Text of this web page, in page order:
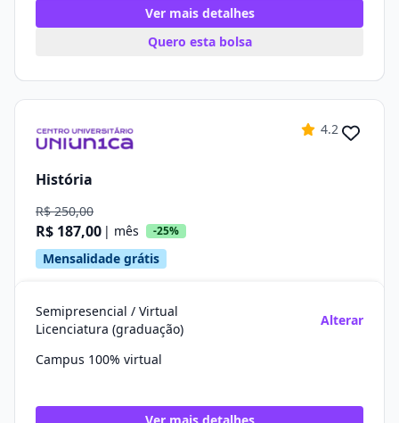
Ver mais detalhes
Quero esta bolsa
4.2
História
R$ 250,00
R$ 187,00 | mês -25%
Mensalidade grátis
Semipresencial / Virtual
Licenciatura (graduação)
Alterar
Campus 100% virtual